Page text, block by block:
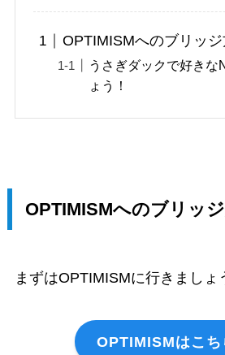
OPTIMISMへのブリッ
うさぎダックで好きな
ょう！
OPTIMISMへのブリッ
まずはOPTIMISMに行きましょ
OPTIMISMはこち